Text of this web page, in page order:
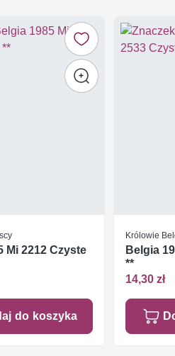
Mi 2212 Czyste
do koszyka
Królowie
Belgia
**
14,30 zł